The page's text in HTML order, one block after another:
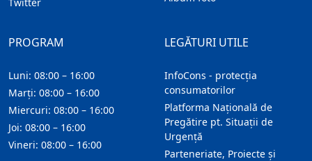
LEGĂTURI UTILE
InfoCons - protecția
consumatorilor
Platforma Națională de
Pregătire pt. Situații de
Urgență
Parteneriate, Proiecte și
PROGRAM
Luni: 08:00 – 16:00
Marți: 08:00 – 16:00
Miercuri: 08:00 – 16:00
Joi: 08:00 – 16:00
Vineri: 08:00 – 16:00